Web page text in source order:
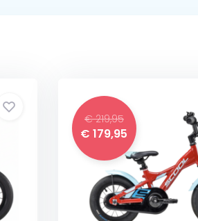
€ 219,95
€ 179,95